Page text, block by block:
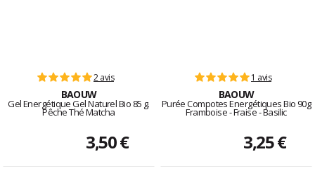
2 avis
BAOUW
Gel Energétique Gel Naturel Bio 85 g.
Pêche Thé Matcha
3,50 €
1 avis
BAOUW
Purée Compotes Energétiques Bio 90g
Framboise - Fraise - Basilic
3,25 €